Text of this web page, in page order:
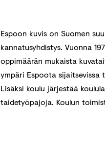
Espoon kuvis on Suomen
kannatusyhdistys. Vuonna
oppimäärän mukaista
ympäri Espoota sijaitsevissa
Lisäksi koulu järjestää
taidetyöpajoja. Koulun